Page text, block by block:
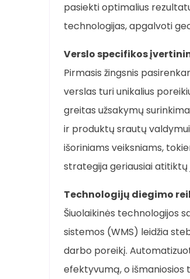
pasiekti optimalius
technologijas, apgalvoti
Verslo specifikos
Pirmasis žingsnis
verslas turi unikalius
greitas užsakymų
ir produktų srautų
išoriniams veiksniams,
strategija geriausiai atitiktų
Technologijų diegimo
Šiuolaikinės technologijos
sistemos (WMS) leidžia
darbo poreikį.
efektyvumą, o išmaniosios